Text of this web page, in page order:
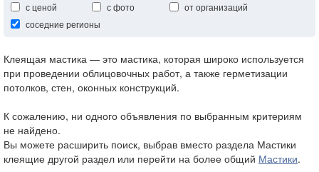
с ценой с фото
от организаций
соседние регионы
Клеящая мастика — это мастика, которая широко используется
при проведении облицовочных работ, а также герметизации
потолков, стен, оконных конструкций.
К сожалению, ни одного объявления по выбранным критериям
не найдено.
Вы можете расширить поиск, выбрав вместо раздела Мастики
клеящие другой раздел или перейти на более общий Мастики.